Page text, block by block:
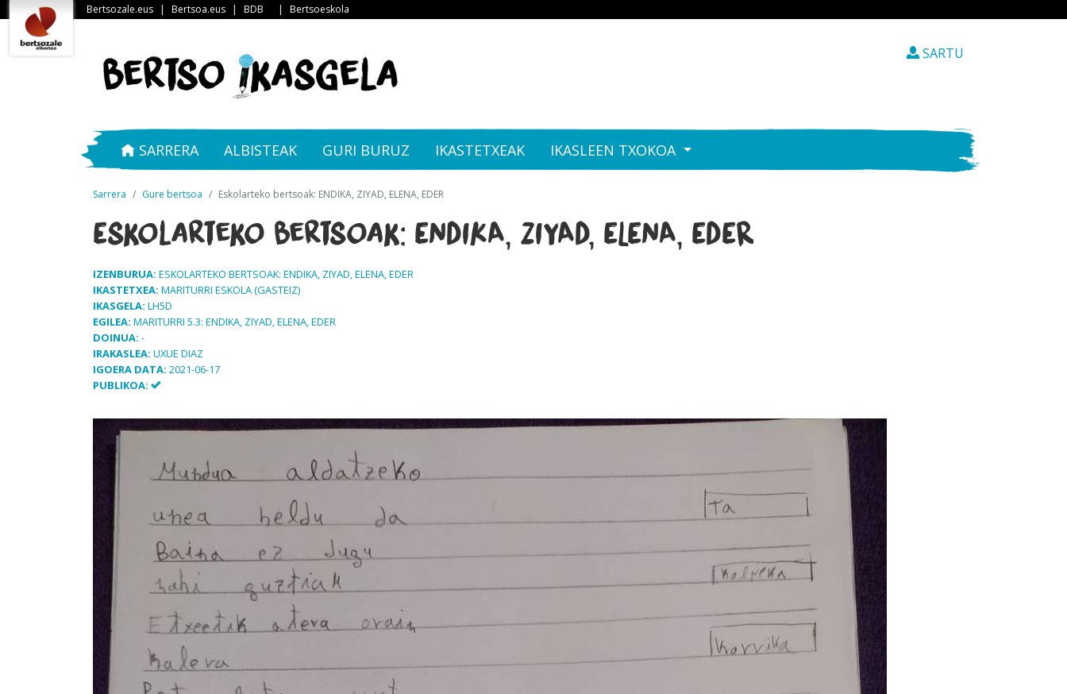
Bertsozale.eus | Bertsoa.eus | BDB | Bertsoeskola
SARTU
SARRERA ALBISTEAK GURI BURUZ IKASTETXEAK IKASLEEN TXOKOA
Sarrera Gure bertsoa Eskolarteko bertsoak: ENDIKA, ZIYAD, ELENA, EDER
Eskolarteko bertsoak: ENDIKA, ZIYAD, ELENA, EDER
IZENBURUA: ESKOLARTEKO BERTSOAK: ENDIKA, ZIYAD, ELENA, EDER
IKASTETXEA: MARITURRI ESKOLA (GASTEIZ)
IKASGELA: LH5D
EGILEA: MARITURRI 5.3: ENDIKA, ZIYAD, ELENA, EDER
DOINUA: -
IRAKASLEA: UXUE DIAZ
IGOERA DATA: 2021-06-17
PUBLIKOA: